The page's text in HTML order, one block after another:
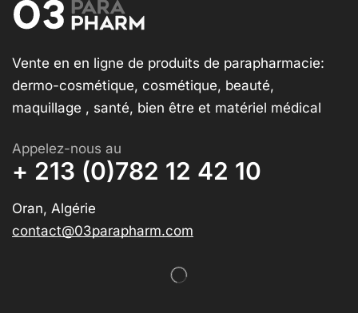
Vente en en ligne de produits de parapharmacie:
dermo-cosmétique, cosmétique, beauté,
maquillage , santé, bien être et matériel médical
Appelez-nous au
+ 213 (0)782 12 42 10
Oran, Algérie
contact@03parapharm.com